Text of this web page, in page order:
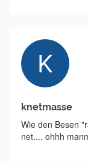
knetmasse
Wie den Besen
net.... ohhh